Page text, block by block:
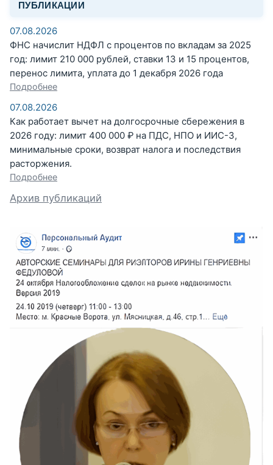
ПУБЛИКАЦИИ
07.08.2026
ФНС начислит НДФЛ с процентов по вкладам за 2025
год: лимит 210 000 рублей, ставки 13 и 15 процентов,
перенос лимита, уплата до 1 декабря 2026 года
Подробнее
07.08.2026
Как работает вычет на долгосрочные сбережения в
2026 году: лимит 400 000 ₽ на ПДС, НПО и ИИС-3,
минимальные сроки, возврат налога и последствия
расторжения.
Подробнее
Архив публикаций